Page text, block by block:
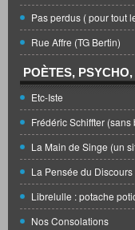
Pas perdus ( pour tout
Rue Affre (TG Bertin)
POÈTES,
Etc-Iste
Frédéric Schiffter
La Main de Singe (un
La Pensée du Discours
Librelulle : potache
Nos Consolations